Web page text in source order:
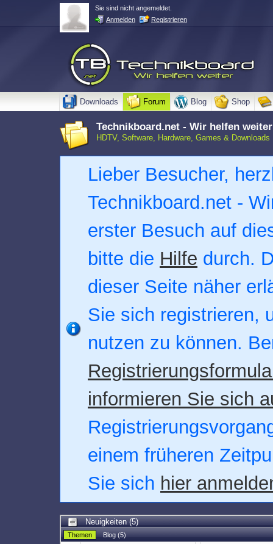
Sie sind nicht angemeldet.
Anmelden
Registrieren
Downloads Forum Blog Shop
Technikboard.net - Wir helfen weiter
HDTV, Software, Hardware, Games & Downloads
Lieber Besucher,
Technikboard.net -
erster Besuch auf
bitte die Hilfe durch.
dieser Seite näher
Sie sich registrieren,
nutzen zu können.
informieren Sie sich
einem früheren
Sie sich hier
Neuigkeiten (5)
Themen Blog (5)